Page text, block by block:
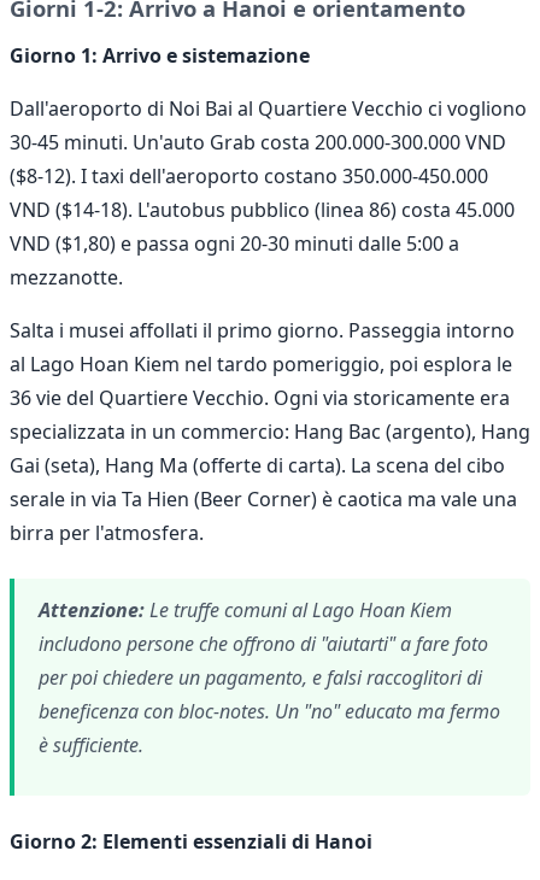
Giorni 1-2: Arrivo a Hanoi e orientamento
Giorno 1: Arrivo e sistemazione
Dall'aeroporto di Noi Bai al Quartiere Vecchio ci vogliono
30-45 minuti. Un'auto Grab costa 200.000-300.000 VND
($8-12). I taxi dell'aeroporto costano 350.000-450.000
VND ($14-18). L'autobus pubblico (linea 86) costa 45.000
VND ($1,80) e passa ogni 20-30 minuti dalle 5:00 a
mezzanotte.
Salta i musei affollati il primo giorno. Passeggia intorno
al Lago Hoan Kiem nel tardo pomeriggio, poi esplora le
36 vie del Quartiere Vecchio. Ogni via storicamente era
specializzata in un commercio: Hang Bac (argento), Hang
Gai (seta), Hang Ma (offerte di carta). La scena del cibo
serale in via Ta Hien (Beer Corner) è caotica ma vale una
birra per l'atmosfera.
Attenzione:Le truffe comuni al Lago Hoan Kiem
includono persone che offrono di "aiutarti" a fare foto
per poi chiedere un pagamento, e falsi raccoglitori di
beneficenza con bloc-notes. Un "no" educato ma fermo
è sufficiente.
Giorno 2: Elementi essenziali di Hanoi